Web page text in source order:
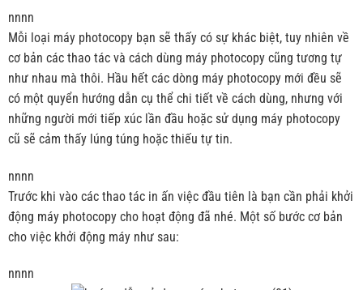
nnnn
Mỗi loại máy photocopy bạn sẽ thấy có sự khác biệt, tuy nhiên về
cơ bản các thao tác và cách dùng máy photocopy cũng tương tự
như nhau mà thôi. Hầu hết các dòng máy photocopy mới đều sẽ
có một quyển hướng dẫn cụ thể chi tiết về cách dùng, nhưng với
những người mới tiếp xúc lần đầu hoặc sử dụng máy photocopy
cũ sẽ cảm thấy lúng túng hoặc thiếu tự tin.
nnnn
Trước khi vào các thao tác in ấn việc đầu tiên là bạn cần phải khởi
động máy photocopy cho hoạt động đã nhé. Một số bước cơ bản
cho việc khởi động máy như sau:
nnnn